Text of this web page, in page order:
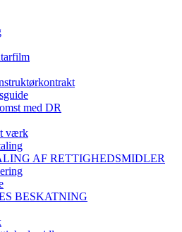
med DR
værk
AF RETTIGHEDSMIDLER
BESKATNING